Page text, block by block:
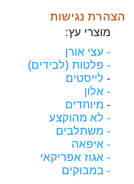
הצהרת נגישות
מוצרי עץ:
- עצי אורן
- פלטות (לבידים)
- לייסטים
- אלון
- מיוחדים
- לא מהוקצע
- משתלבים
- איפאה
- אגוז אפריקאי
- במבוקים